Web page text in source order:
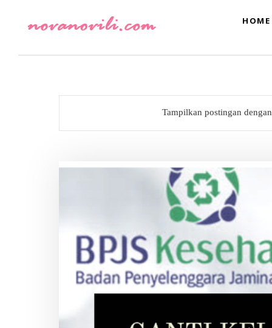
HOME
Tampilkan postingan